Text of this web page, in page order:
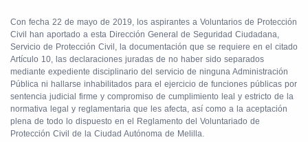
Con fecha 22 de mayo de 2019, los aspirantes a Voluntarios de Protección
Civil han aportado a esta Dirección General de Seguridad Ciudadana,
Servicio de Protección Civil, la documentación que se requiere en el citado
Artículo 10, las declaraciones juradas de no haber sido separados
mediante expediente disciplinario del servicio de ninguna Administración
Pública ni hallarse inhabilitados para el ejercicio de funciones públicas por
sentencia judicial firme y compromiso de cumplimiento leal y estricto de la
normativa legal y reglamentaria que les afecta, así como a la aceptación
plena de todo lo dispuesto en el Reglamento del Voluntariado de
Protección Civil de la Ciudad Autónoma de Melilla.